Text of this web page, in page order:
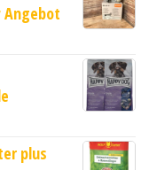
Angebot
plus